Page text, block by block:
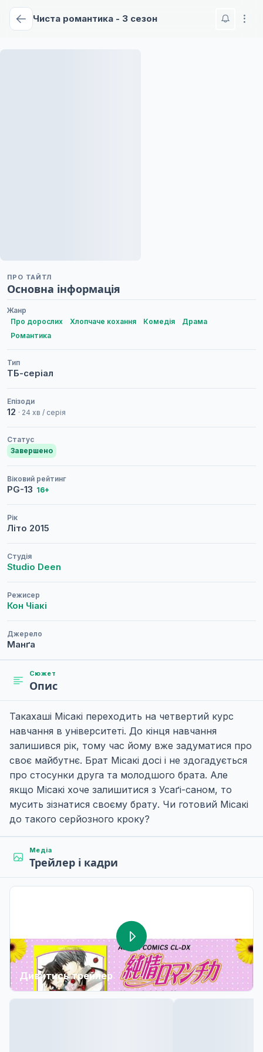
Чиста романтика - 3 сезон
ПРО ТАЙТЛ
Основна інформація
Жанр
Про дорослих
Хлопчаче кохання Комедія
Драма
Романтика
Тип
ТБ-серіал
Епізоди
12 · 24 хв / серія
Статус
Завершено
Віковий рейтинг
PG-13 16+
Рік
Літо 2015
Студія
Studio Deen
Режисер
Кон Чіакі
Джерело
Манґа
Сюжет
Опис
Такахаші Місакі переходить на четвертий курс
навчання в університеті. До кінця навчання
залишився рік, тому час йому вже задуматися про
своє майбутнє. Брат Місакі досі і не здогадується
про стосунки друга та молодшого брата. Але
якщо Місакі хоче залишитися з Усаґі-саном, то
мусить зізнатися своєму брату. Чи готовий Місакі
до такого серйозного кроку?
Медіа
Трейлер і кадри
Дивитись трейлер